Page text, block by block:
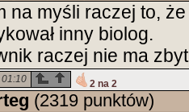
na myśli raczej to,
inny biolog.
raczej nie ma
2 na 2
(2319 punktów)